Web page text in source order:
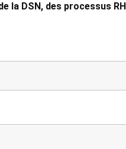
la DSN, des processus